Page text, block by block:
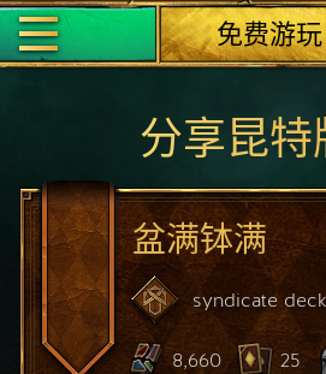
免费游玩
分享昆特
盆满钵满
syndicate deck
8,660 25